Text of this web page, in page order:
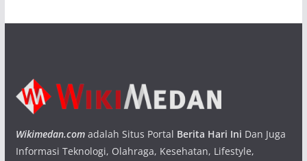
Wikimedan.comadalah Situs Portal Berita Hari Ini Dan Juga
Informasi Teknologi, Olahraga, Kesehatan, Lifestyle,